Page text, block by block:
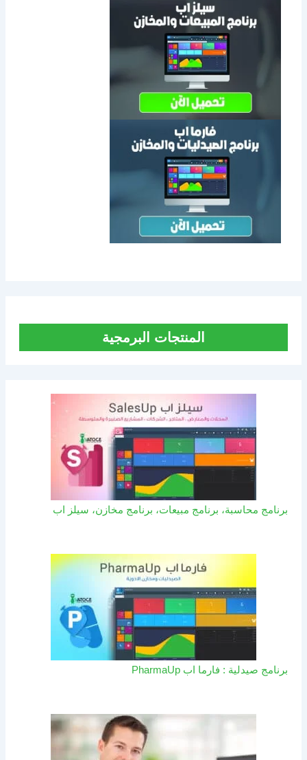
المنتجات البرمجية
برنامج محاسبة، برنامج مبيعات، برنامج مخازن، سيلز اب
برنامج صيدلية : فارما اب PharmaUp​